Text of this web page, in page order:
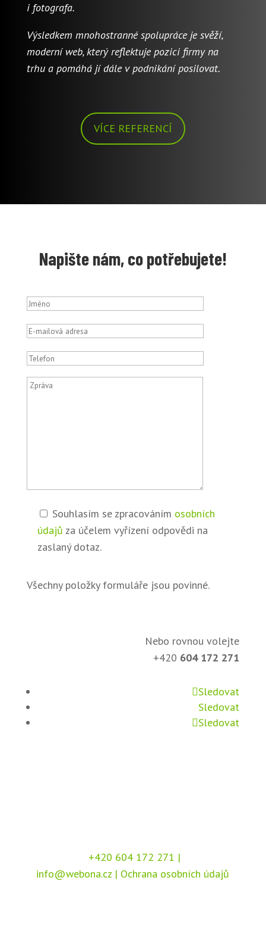
i fotografa.
Výsledkem mnohostranné spolupráce je svěží,
moderní web, který reflektuje pozici firmy na
trhu a pomáhá jí dále v podnikání posilovat.
VÍCE REFERENCÍ
Napište nám, co potřebujete!
Souhlasím se zpracováním osobních
údajů za účelem vyřízení odpovědi na
zaslaný dotaz.
Všechny položky formuláře jsou povinné.
Nebo rovnou volejte
+420 604 172 271
Sledovat
Sledovat
Sledovat
+420 604 172 271 |
info@webona.cz | Ochrana osobních údajů